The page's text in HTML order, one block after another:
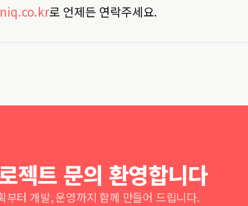
로 언제든 연락주세요.
젝트 문의 환영합니다
부터 개발, 운영까지 함께 만들어 드립니다.